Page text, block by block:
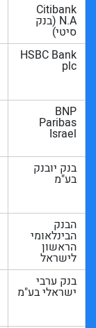
Citibank
N.A (בנק
סיטי)
HSBC Bank
plc
BNP
Paribas
Israel
בנק יובנק
בע"מ
הבנק
הבינלאומי
הראשון
לישראל
בנק ערבי
ישראלי בע"מ